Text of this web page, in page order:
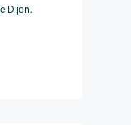
Dijon.